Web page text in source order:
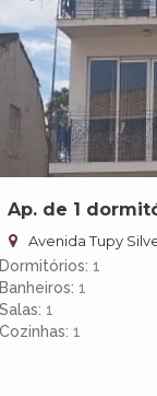
Ap. de 1
Avenida Tupy
Dormitórios 1
Banheiros 1
Salas 1
Cozinhas 1